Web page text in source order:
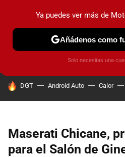
PRUEBAS COCHES
HOY SE HABLA DE
DGT Android Auto Calor
Maserati Chicane,
para el Salón de
Ya puedes ver más de
Añádenos como
Solo necesitas una